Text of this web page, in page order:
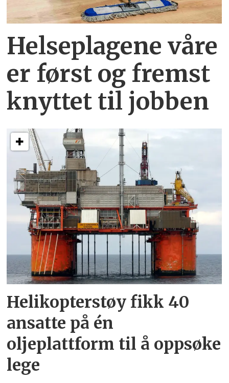
Helseplagene våre
er først og fremst
knyttet til jobben
Helikopterstøy fikk 40
ansatte på én
oljeplattform til å oppsøke
lege